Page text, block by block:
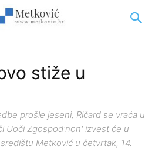
stiže u
prošle jeseni, Ričard se vraća u
Uoči Zgospod'non' izvest će u
Metković u četvrtak, 14.